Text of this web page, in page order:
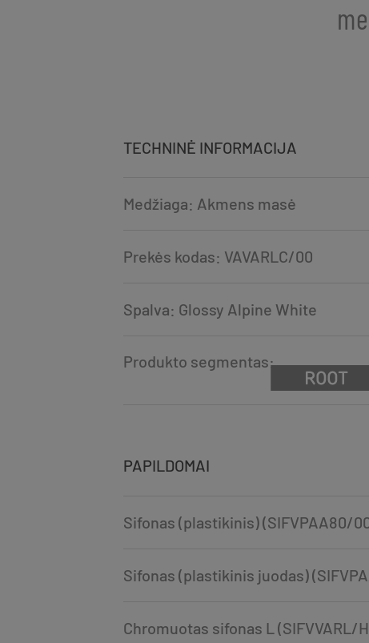
TECHNINĖ INFORMACIJA
Medžiaga: Akmens masė
Prekės kodas: VAVARLC/00
Spalva: Glossy Alpine White
Produkto segmentas:
PAPILDOMAI
Sifonas (plastikinis) (SIFVPAA80/
Sifonas (plastikinis juodas)
Chromuotas sifonas L (SIFVVARL/